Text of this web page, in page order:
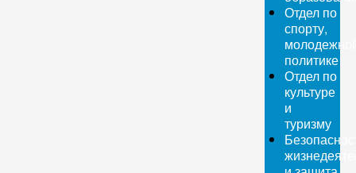
Отдел по
спорту,
политике
Отдел по
культуре
и
туризму